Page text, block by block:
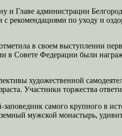
Главе администрации
рекомендациями по уходу и
в своем выступлении
Совете Федерации были
художественной
Участники торжества
самого крупного в
мужской монастырь,